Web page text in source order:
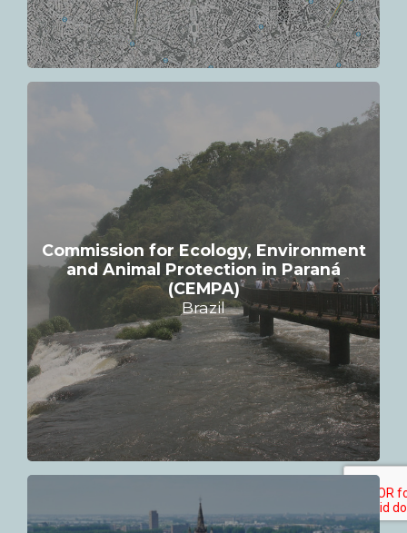
Commission for Ecology, Environment
and Animal Protection in Paraná
(CEMPA)
Brazil